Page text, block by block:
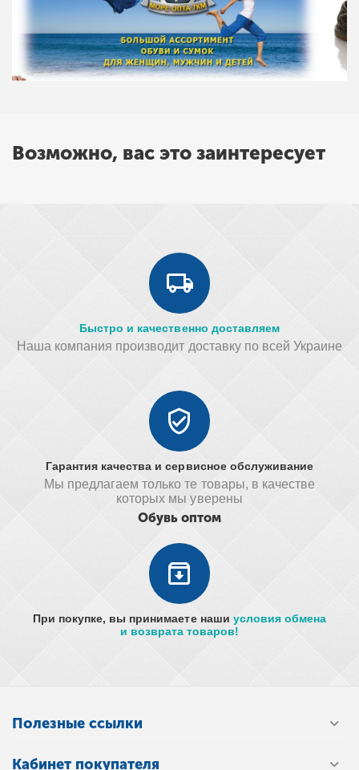
Возможно, вас это заинтересует
Быстро и качественно доставляем
Наша компания производит доставку по всей Украине
Гарантия качества и сервисное обслуживание
Мы предлагаем только те товары, в качестве
которых мы уверены
Обувь оптом
При покупке, вы принимаете наши условия обмена
и возврата товаров!
Полезные ссылки
Кабинет покупателя